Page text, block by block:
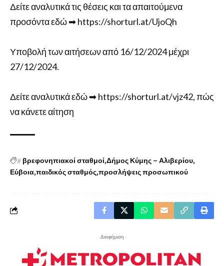
Δείτε αναλυτικά τις θέσεις και τα απαιτούμενα
προσόντα εδώ ➡ https://shorturl.at/UjoQh
Υποβολή των αιτήσεων από 16/12/2024 μέχρι
27/12/2024.
Δείτε αναλυτικά εδώ ➡ https://shorturl.at/vjz42, πώς
να κάνετε αίτηση
# βρεφονηπιακοί σταθμοί Δήμος Κύμης – Αλιβερίου
Εύβοια παιδικός σταθμός προσλήψεις προσωπικού
- Διαφήμιση -